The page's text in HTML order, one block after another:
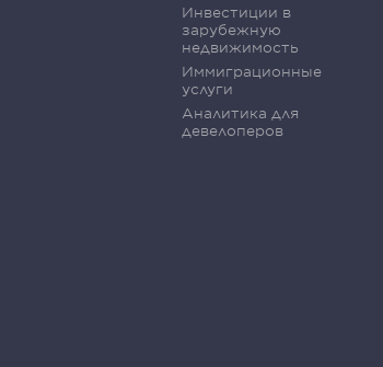
Инвестиции в
зарубежную
недвижимость
Иммиграционные
услуги
Аналитика для
девелоперов